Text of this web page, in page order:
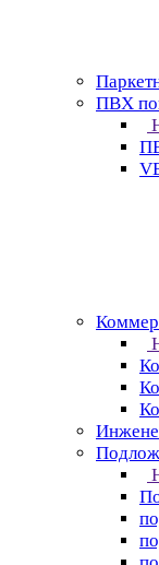
ПВХ